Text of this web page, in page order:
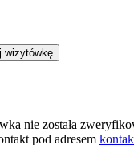
wizytówkę
nie została
pod adresem